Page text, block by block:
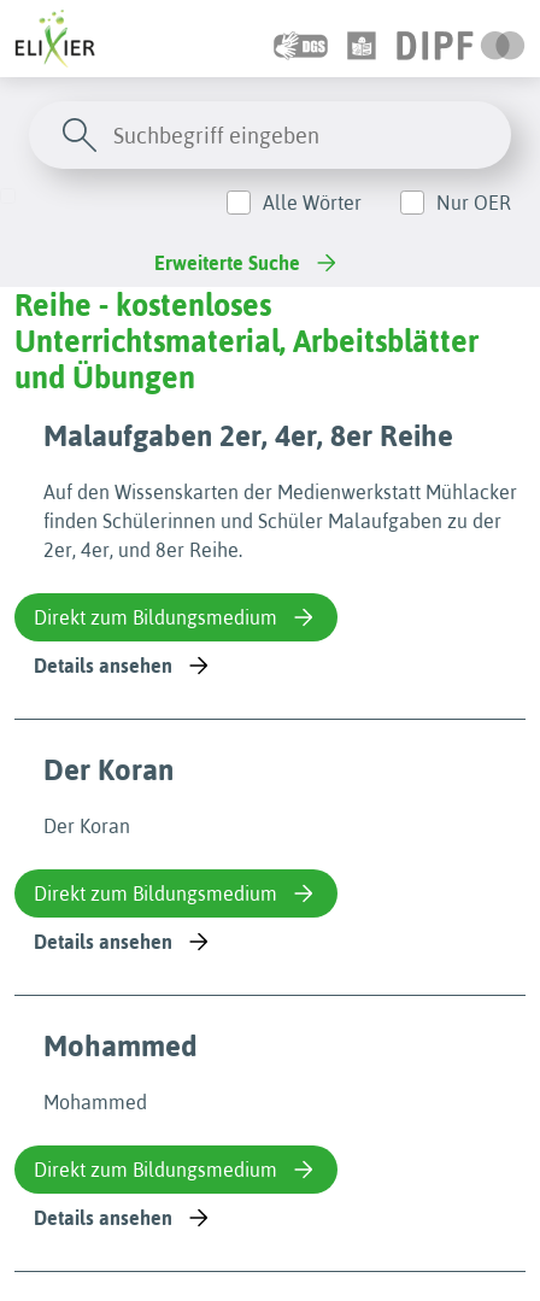
Alle Wörter Nur OER
Erweiterte Suche
Reihe - kostenloses
Unterrichtsmaterial, Arbeitsblätter
und Übungen
Malaufgaben 2er, 4er, 8er Reihe
Auf den Wissenskarten der Medienwerkstatt Mühlacker
finden Schülerinnen und Schüler Malaufgaben zu der
2er, 4er, und 8er Reihe.
Direkt zum Bildungsmedium
Details ansehen
Der Koran
Der Koran
Direkt zum Bildungsmedium
Details ansehen
Mohammed
Mohammed
Direkt zum Bildungsmedium
Details ansehen